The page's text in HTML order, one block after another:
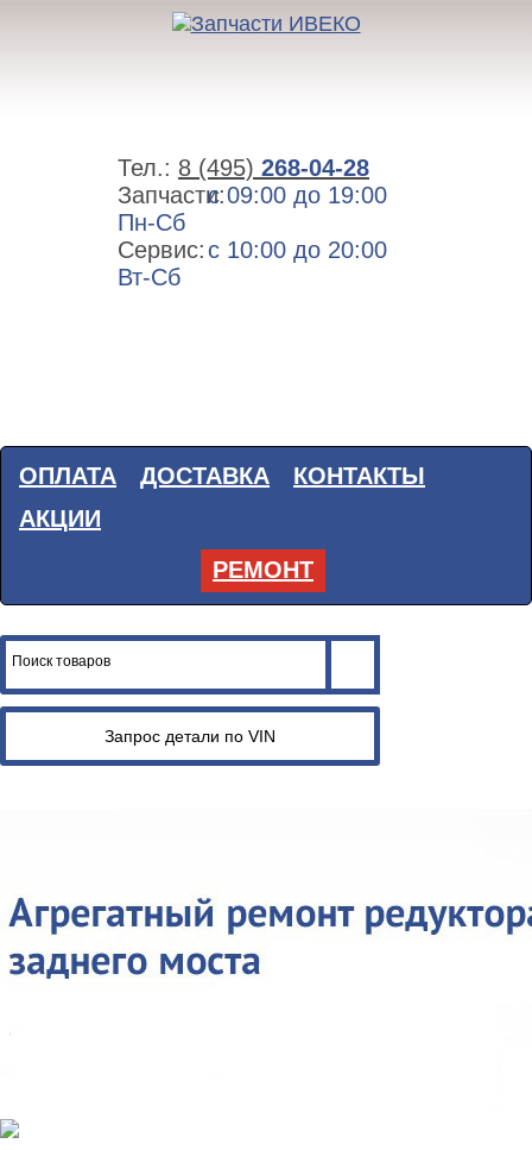
Тел.: 8 (495) 268-04-28
Запчасти:с 09:00 до 19:00
Пн-Сб
Сервис:с 10:00 до 20:00
Вт-Сб
ОПЛАТА ДОСТАВКА
КОНТАКТЫ
АКЦИИ
РЕМОНТ